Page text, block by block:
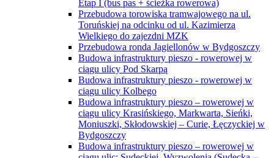
Etap I (bus pas + ścieżka rowerowa)
Przebudowa torowiska tramwajowego na ul.
Toruńskiej na odcinku od ul. Kazimierza
Wielkiego do zajezdni MZK
Przebudowa ronda Jagiellonów w Bydgoszczy
Budowa infrastruktury pieszo - rowerowej w
ciągu ulicy Pod Skarpą
Budowa infrastruktury pieszo - rowerowej w
ciągu ulicy Kolbego
Budowa infrastruktury pieszo – rowerowej w
ciągu ulicy Krasińskiego, Markwarta, Sieńki,
Moniuszki, Skłodowskiej – Curie, Łęczyckiej w
Bydgoszczy
Budowa infrastruktury pieszo – rowerowej w